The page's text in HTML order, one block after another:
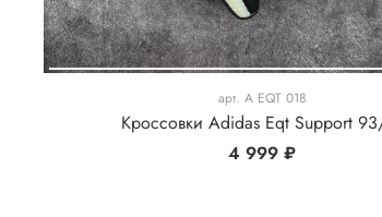
арт. A EQT 018
Кроссовки Adidas Eqt Support
4 999 ₽